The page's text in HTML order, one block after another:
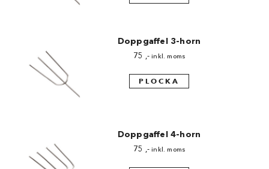
Doppgaffel 3-horn
75 ,-inkl. moms
PLOCKA
Doppgaffel 4-horn
75 ,-inkl. moms